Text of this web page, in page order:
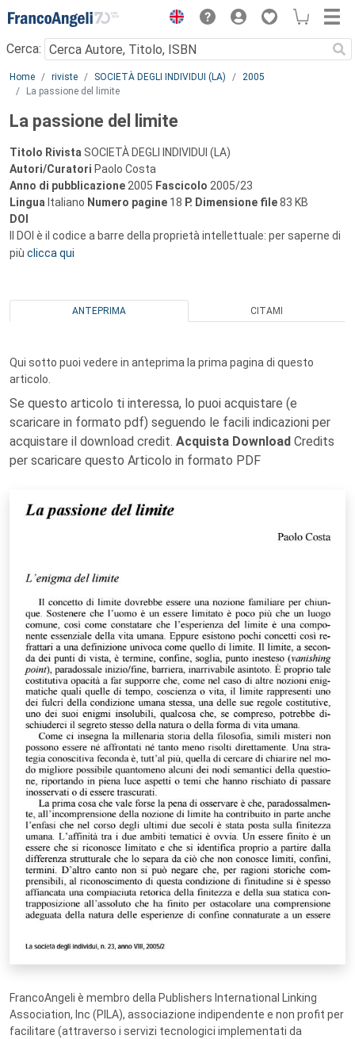
Menu
Cerca:
Main content
Home riviste SOCIETÀ DEGLI INDIVIDUI (LA)
2005
La passione del limite
La passione del limite
Titolo Rivista SOCIETÀ DEGLI INDIVIDUI (LA)
Autori/Curatori Paolo Costa
Anno di pubblicazione 2005 Fascicolo 2005/23
Lingua Italiano Numero pagine 18 P. Dimensione file83 KB
DOI
Il DOI è il codice a barre della proprietà intellettuale: per saperne di
più clicca qui
ANTEPRIMA CITAMI
Qui sotto puoi vedere in anteprima la prima pagina di questo
articolo.
Se questo articolo ti interessa, lo puoi acquistare (e
scaricare in formato pdf) seguendo le facili indicazioni per
acquistare il download credit. Acquista Download Credits
per scaricare questo Articolo in formato PDF
FrancoAngeli è membro della Publishers International Linking
Association, Inc (PILA), associazione indipendente e non profit per
facilitare (attraverso i servizi tecnologici implementati da